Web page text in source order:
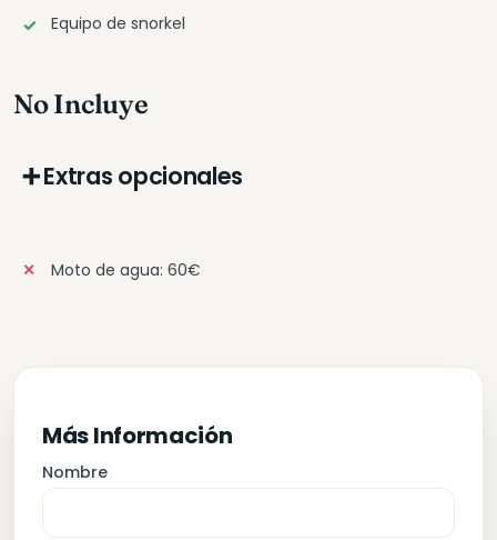
Equipo de snorkel
No Incluye
➕Extras opcionales
Moto de agua: 60€
Más Información
Nombre